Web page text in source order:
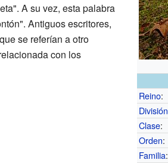
Reino:
División
Clase:
Orden:
Familia:
A su vez, esta palabra
Antiguos escritores,
se referían a otro
con los